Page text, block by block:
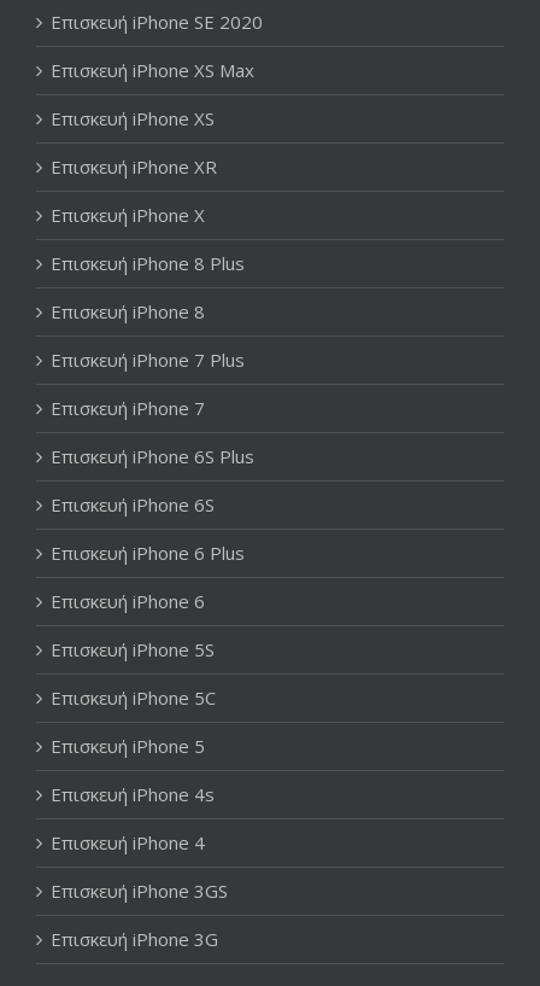
Επισκευή iPhone SE 2020
Επισκευή iPhone XS Max
Επισκευή iPhone XS
Επισκευή iPhone XR
Επισκευή iPhone X
Επισκευή iPhone 8 Plus
Επισκευή iPhone 8
Επισκευή iPhone 7 Plus
Επισκευή iPhone 7
Επισκευή iPhone 6S Plus
Επισκευή iPhone 6S
Επισκευή iPhone 6 Plus
Επισκευή iPhone 6
Επισκευή iPhone 5S
Επισκευή iPhone 5C
Επισκευή iPhone 5
Επισκευή iPhone 4s
Επισκευή iPhone 4
Επισκευή iPhone 3GS
Επισκευή iPhone 3G